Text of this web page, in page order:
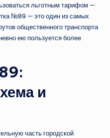
льготным тарифом —
№89 — это один из самых
общественного транспорта
ею пользуется более
и
часть городской